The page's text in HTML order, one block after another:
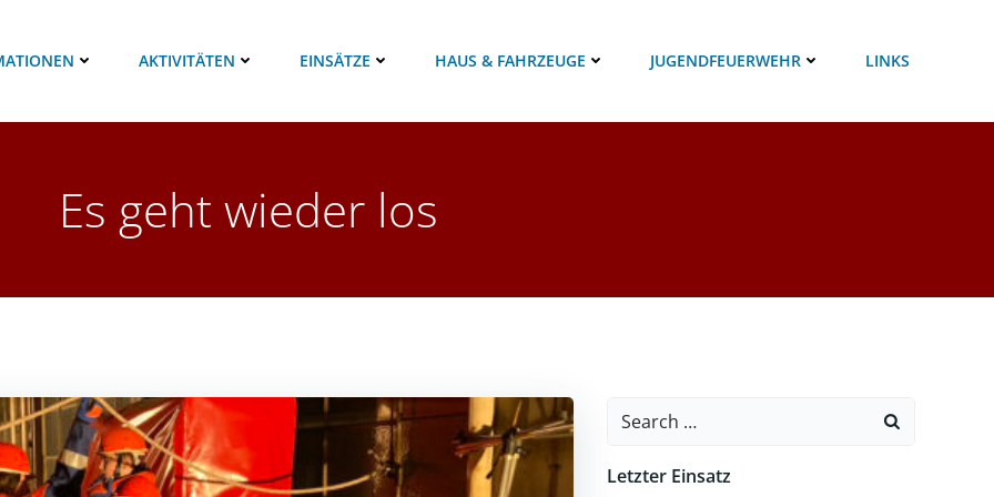
AKTIVITÄTEN EINSÄTZE HAUS & FAHRZEUGE JUGENDFEUERWEHR LINKS
Es geht wieder los
Search
Letzter Einsatz